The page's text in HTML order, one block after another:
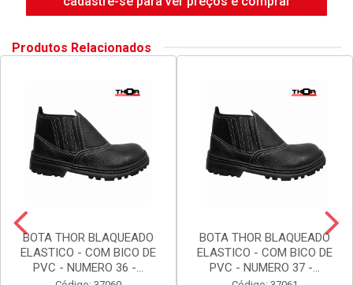
Produtos Relacionados
BOTA THOR BLAQUEADO
ELASTICO - COM BICO DE
PVC - NUMERO 36 -...
BOTA THOR BLAQUEADO
ELASTICO - COM BICO DE
PVC - NUMERO 37 -...